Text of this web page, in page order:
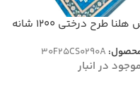
فرش هلنا طرح درختی 1200 شانه
30F25CS0290A
موجود در انبار